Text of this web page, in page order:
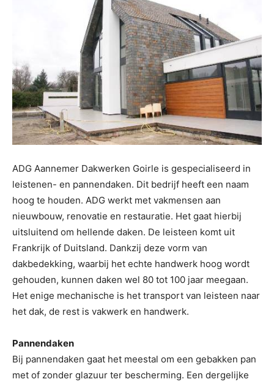
ADG Aannemer Dakwerken Goirle is gespecialiseerd in
leistenen- en pannendaken. Dit bedrijf heeft een naam
hoog te houden. ADG werkt met vakmensen aan
nieuwbouw, renovatie en restauratie. Het gaat hierbij
uitsluitend om hellende daken. De leisteen komt uit
Frankrijk of Duitsland. Dankzij deze vorm van
dakbedekking, waarbij het echte handwerk hoog wordt
gehouden, kunnen daken wel 80 tot 100 jaar meegaan.
Het enige mechanische is het transport van leisteen naar
het dak, de rest is vakwerk en handwerk.
Pannendaken
Bij pannendaken gaat het meestal om een gebakken pan
met of zonder glazuur ter bescherming. Een dergelijke